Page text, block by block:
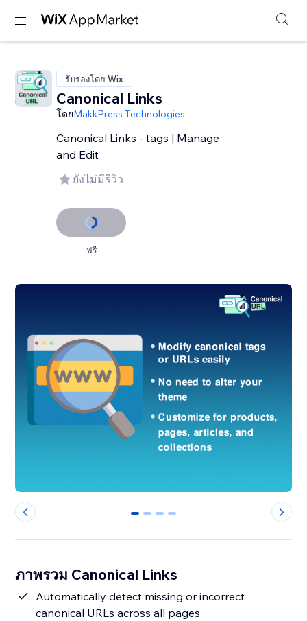
รับรองโดย Wix
Canonical Links
โดยMakkPress Technologies
Canonical Links - tags | Manage
and Edit
ยังไม่มีรีวิว
ฟรี
0 1 2 3
ภาพรวม Canonical Links
Automatically detect missing or incorrect
canonical URLs across all pages